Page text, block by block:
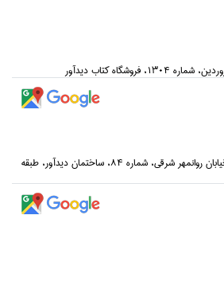
خيابان انقلاب، خيابان فخررازي، خيابان روانمهر شرقي، شماره 84، ساختمان ديدآور، طبقه